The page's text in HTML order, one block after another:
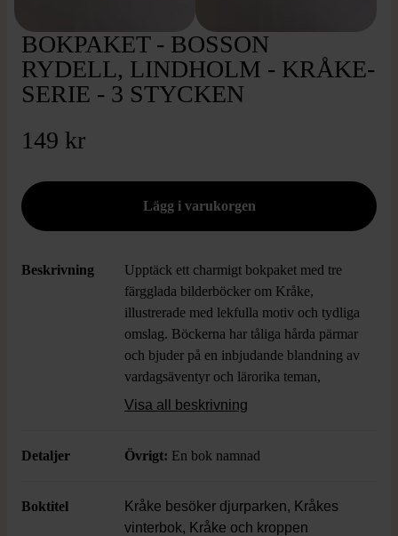
BOKPAKET - BOSSON
RYDELL, LINDHOLM - KRÅKE-
SERIE - 3 STYCKEN
149 kr
Beskrivning
Upptäck ett charmigt bokpaket med tre
färgglada bilderböcker om Kråke,
illustrerade med lekfulla motiv och tydliga
omslag. Böckerna har tåliga hårda pärmar
och bjuder på en inbjudande blandning av
vardagsäventyr och lärorika teman,
perfekt för nyfikna barn. Passar fint både
Visa all beskrivning
Detaljer Övrigt: En bok namnad
Boktitel
Kråke besöker djurparken, Kråkes
vinterbok, Kråke och kroppen